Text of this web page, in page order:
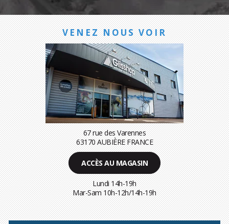
VENEZ NOUS VOIR
67 rue des Varennes
63170 AUBIÈRE FRANCE
ACCÈS AU MAGASIN
Lundi 14h-19h
Mar-Sam 10h-12h/14h-19h